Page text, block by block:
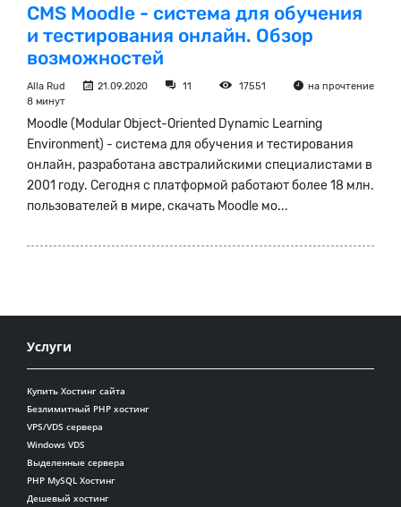
CMS Moodle - система для обучения
и тестирования онлайн. Обзор
возможностей
Alla Rud 21.09.2020 11 17551
на прочтение
8 минут
Moodle (Modular Object-Oriented Dynamic Learning
Environment) - система для обучения и тестирования
онлайн, разработана австралийскими специалистами в
2001 году. Сегодня с платформой работают более 18 млн.
пользователей в мире, скачать Moodle мо...
Услуги
Купить Хостинг сайта
Безлимитный PHP хостинг
VPS/VDS сервера
Windows VDS
Выделенные сервера
PHP MySQL Хостинг
Дешевый хостинг